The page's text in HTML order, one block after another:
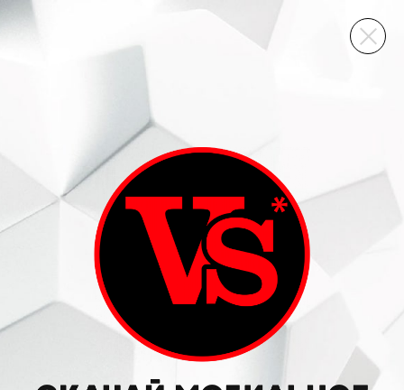
ВИННЫЙ СКЛАД